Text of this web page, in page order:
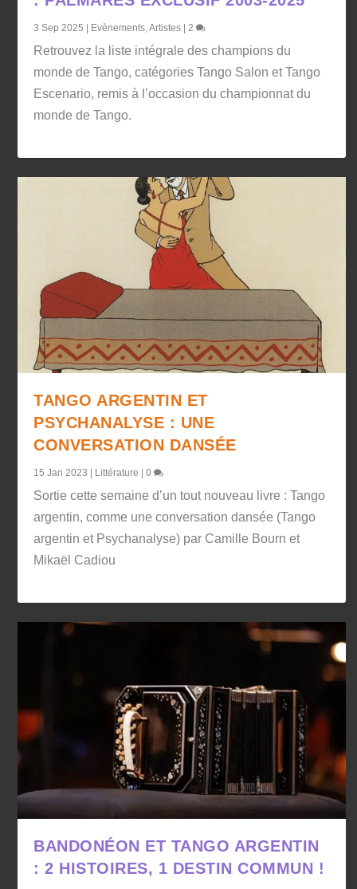
3 Sep 2025 | Evènements ,Artistes | 2
Retrouvez la liste intégrale des champions du
monde de Tango, catégories Tango Salon et Tango
Escenario, remis à l’occasion du championnat du
monde de Tango.
TANGO ARGENTIN ET
PSYCHANALYSE : UNE
CONVERSATION DANSÉE
15 Jan 2023 Littérature |0
Sortie cette semaine d’un tout nouveau livre : Tango
argentin, comme une conversation dansée (Tango
argentin et Psychanalyse) par Camille Bourn et
Mikaël Cadiou
BANDONÉON ET TANGO ARGENTIN
: 2 HISTOIRES, 1 DESTIN COMMUN !